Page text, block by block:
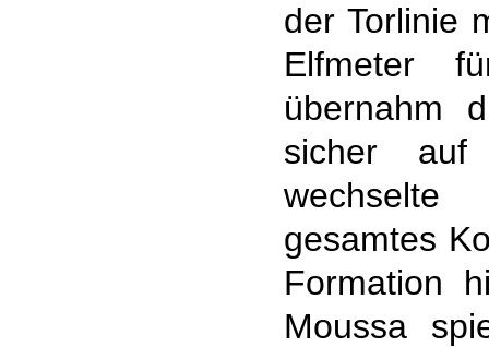
der Torlinie
Elfmeter
übernahm
sicher
wechselte
gesamtes
Formation
Moussa